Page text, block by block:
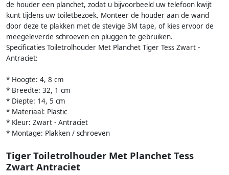
de houder een planchet, zodat u bijvoorbeeld uw telefoon kwijt
kunt tijdens uw toiletbezoek. Monteer de houder aan de wand
door deze te plakken met de stevige 3M tape, of kies ervoor de
meegeleverde schroeven en pluggen te gebruiken.
Specificaties Toiletrolhouder Met Planchet Tiger Tess Zwart -
Antraciet:
* Hoogte: 4, 8 cm
* Breedte: 32, 1 cm
* Diepte: 14, 5 cm
* Materiaal: Plastic
* Kleur: Zwart - Antraciet
* Montage: Plakken / schroeven
Tiger Toiletrolhouder Met Planchet Tess
Zwart Antraciet